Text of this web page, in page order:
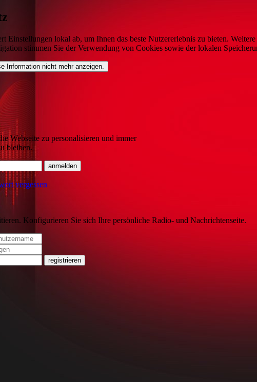
Einstellungen lokal ab, um Ihnen das beste Nutzererlebnis zu bieten.
stimmen Sie der Verwendung von Cookies sowie der lokalen
Information nicht mehr anzeigen.
Webseite zu personalisieren und immer
bleiben.
vergessen
Konfigurieren Sie sich Ihre persönliche Radio- und Nachrichtenseite.